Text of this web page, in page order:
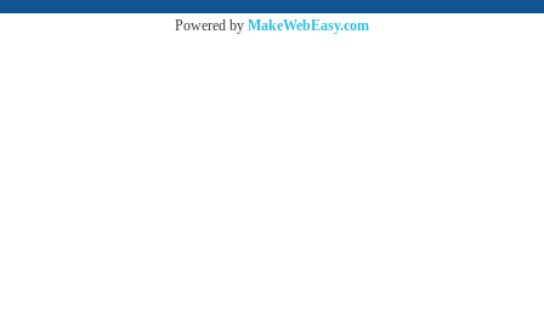
Powered by MakeWebEasy.com